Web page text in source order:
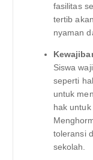
fasilitas
tertib
nyaman
Siswa
seperti
untuk
hak
toleransi
sekolah.